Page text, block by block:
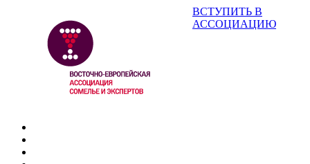
ВСТУПИТЬ В
АССОЦИАЦИЮ